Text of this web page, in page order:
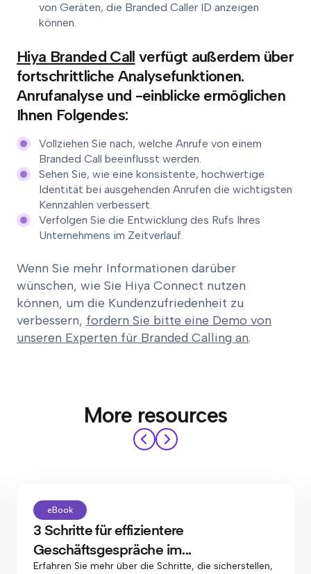
von Geräten, die Branded Caller ID anzeigen
können.
Hiya Branded Call verfügt außerdem über
fortschrittliche Analysefunktionen.
Anrufanalyse und -einblicke ermöglichen
Ihnen Folgendes:
Vollziehen Sie nach, welche Anrufe von einem
Branded Call beeinflusst werden.
Sehen Sie, wie eine konsistente, hochwertige
Identität bei ausgehenden Anrufen die wichtigsten
Kennzahlen verbessert.
Verfolgen Sie die Entwicklung des Rufs Ihres
Unternehmens im Zeitverlauf.
Wenn Sie mehr Informationen darüber
wünschen, wie Sie Hiya Connect nutzen
können, um die Kundenzufriedenheit zu
verbessern, fordern Sie bitte eine Demo von
unseren Experten für Branded Calling an.
More resources
eBook
3 Schritte für effizientere
Geschäftsgespräche im...
Erfahren Sie mehr über die Schritte, die sicherstellen,